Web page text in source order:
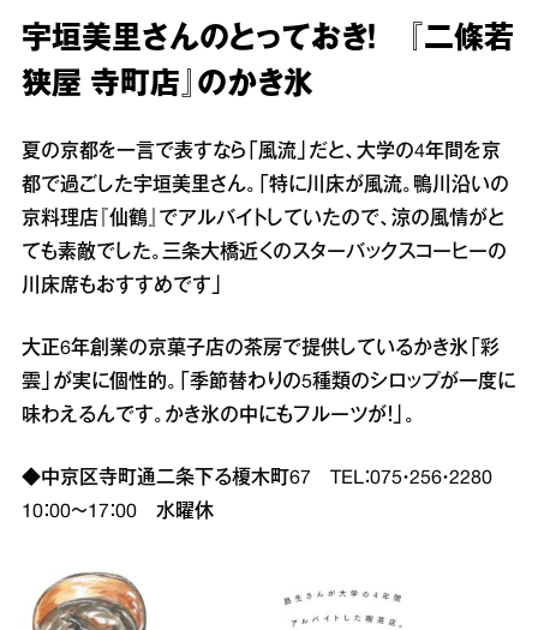
宇垣美里さんのとっておき！ 『二條若
狭屋 寺町店』のかき氷
夏の京都を一言で表すなら「風流」だと、大学の4年間を京
都で過ごした宇垣美里さん。「特に川床が風流。鴨川沿いの
京料理店『仙鶴』でアルバイトしていたので、涼の風情がと
ても素敵でした。三条大橋近くのスターバックスコーヒーの
川床席もおすすめです」
大正6年創業の京菓子店の茶房で提供しているかき氷「彩
雲」が実に個性的。「季節替わりの5種類のシロップが一度に
味わえるんです。かき氷の中にもフルーツが！」。
◆中京区寺町通二条下る榎木町67 TEL：075・256・2280
10：00～17：00 水曜休